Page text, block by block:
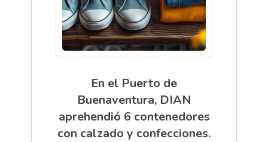
En el Puerto de
Buenaventura, DIAN
aprehendió 6 contenedores
con calzado y confecciones.